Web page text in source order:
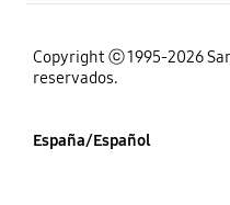
Copyright ⓒ 1995-2026
reservados.
España/Español